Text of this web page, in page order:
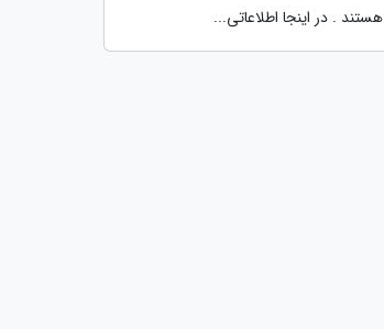
هستند . در اینجا اطلاعاتی...